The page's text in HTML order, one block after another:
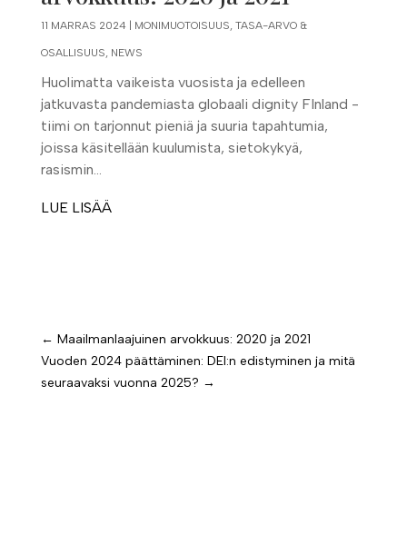
11 MARRAS 2024| MONIMUOTOISUUS, TASA-ARVO &
OSALLISUUS, NEWS
Huolimatta vaikeista vuosista ja edelleen
jatkuvasta pandemiasta globaali dignity FInland -
tiimi on tarjonnut pieniä ja suuria tapahtumia,
joissa käsitellään kuulumista, sietokykyä,
rasismin...
LUE LISÄÄ
← Maailmanlaajuinen arvokkuus: 2020 ja 2021
Vuoden 2024 päättäminen: DEI:n edistyminen ja mitä
seuraavaksi vuonna 2025? →